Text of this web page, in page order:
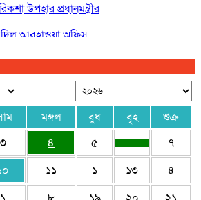
উপহার প্রধানমন্ত্রীর
দিল আবহাওয়া অফিস
উঠছে মন্ত্রিসভায়
মঙ্গল বুধ বৃহ
শুক্র
৩ ৪ ৫
৭
১১ ১ ১৩
৪